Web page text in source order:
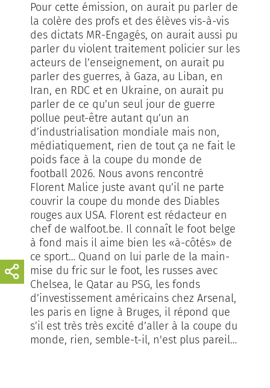
Pour cette émission, on aurait pu parler de
la colère des profs et des élèves vis-à-vis
des dictats MR-Engagés, on aurait aussi pu
parler du violent traitement policier sur les
acteurs de l’enseignement, on aurait pu
parler des guerres, à Gaza, au Liban, en
Iran, en RDC et en Ukraine, on aurait pu
parler de ce qu’un seul jour de guerre
pollue peut-être autant qu’un an
d’industrialisation mondiale mais non,
médiatiquement, rien de tout ça ne fait le
poids face à la coupe du monde de
football 2026. Nous avons rencontré
Florent Malice juste avant qu’il ne parte
couvrir la coupe du monde des Diables
rouges aux USA. Florent est rédacteur en
chef de walfoot.be. Il connaît le foot belge
à fond mais il aime bien les «à-côtés» de
ce sport… Quand on lui parle de la main-
mise du fric sur le foot, les russes avec
Chelsea, le Qatar au PSG, les fonds
d’investissement américains chez Arsenal,
les paris en ligne à Bruges, il répond que
s’il est très très excité d’aller à la coupe du
monde, rien, semble-t-il, n'est plus pareil…